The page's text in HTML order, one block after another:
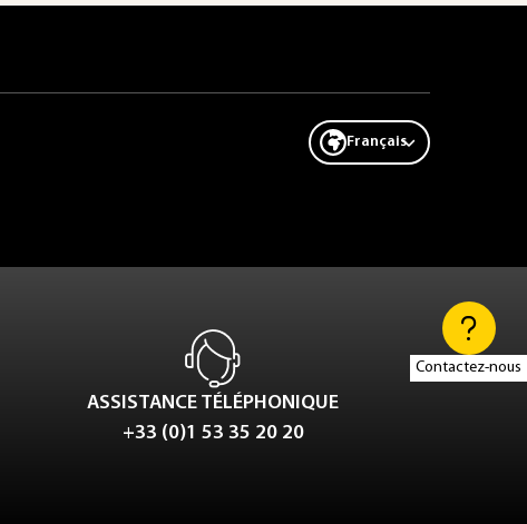
Contactez-nous
Français
ASSISTANCE TÉLÉPHONIQUE
+33 (0)1 53 35 20 20